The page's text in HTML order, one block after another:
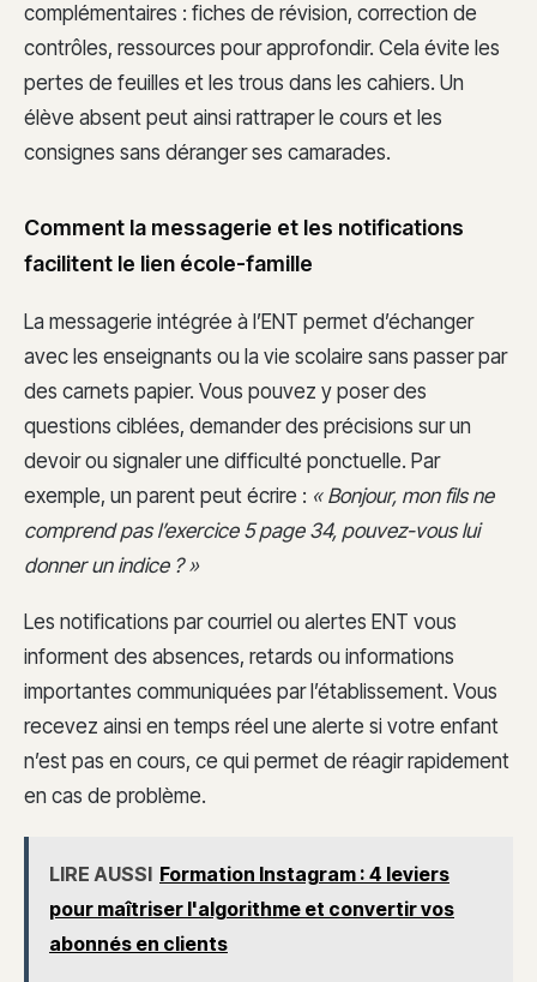
complémentaires : fiches de révision, correction de
contrôles, ressources pour approfondir. Cela évite les
pertes de feuilles et les trous dans les cahiers. Un
élève absent peut ainsi rattraper le cours et les
consignes sans déranger ses camarades.
Comment la messagerie et les notifications
facilitent le lien école-famille
La messagerie intégrée à l’ENT permet d’échanger
avec les enseignants ou la vie scolaire sans passer par
des carnets papier. Vous pouvez y poser des
questions ciblées, demander des précisions sur un
devoir ou signaler une difficulté ponctuelle. Par
exemple, un parent peut écrire : « Bonjour, mon fils ne
comprend pas l’exercice 5 page 34, pouvez-vous lui
donner un indice ? »
Les notifications par courriel ou alertes ENT vous
informent des absences, retards ou informations
importantes communiquées par l’établissement. Vous
recevez ainsi en temps réel une alerte si votre enfant
n’est pas en cours, ce qui permet de réagir rapidement
en cas de problème.
LIRE AUSSI Formation Instagram : 4 leviers
pour maîtriser l'algorithme et convertir vos
abonnés en clients